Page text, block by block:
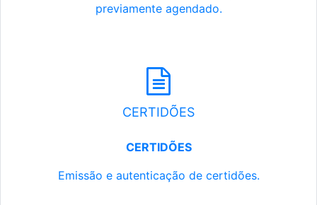
previamente agendado.
CERTIDÕES
CERTIDÕES
Emissão e autenticação de certidões.